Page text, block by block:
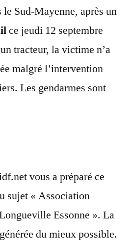
Sud-Mayenne, après un
ce jeudi 12 septembre
tracteur, la victime n’a
malgré l’intervention
Les gendarmes sont
vous a préparé ce
sujet « Association
Essonne ». La
du mieux possible.